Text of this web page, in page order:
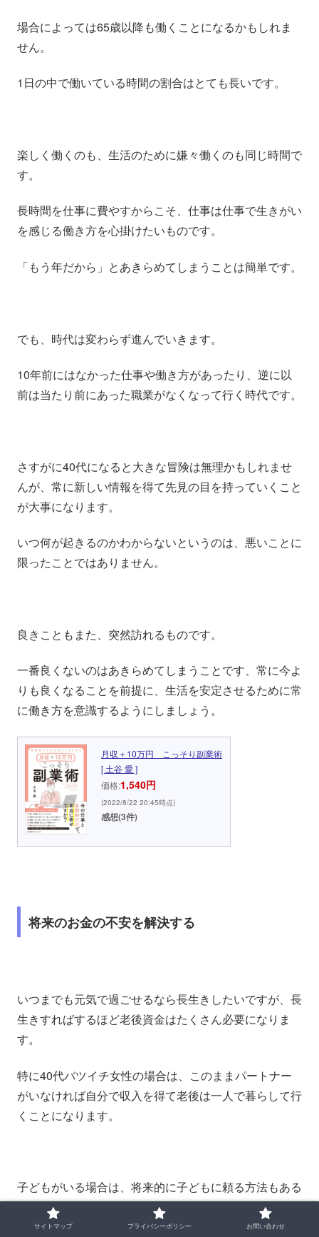
場合によっては65歳以降も働くことになるかもしれま
せん。
1日の中で働いている時間の割合はとても長いです。
楽しく働くのも、生活のために嫌々働くのも同じ時間で
す。
長時間を仕事に費やすからこそ、仕事は仕事で生きがい
を感じる働き方を心掛けたいものです。
「もう年だから」とあきらめてしまうことは簡単です。
でも、時代は変わらず進んでいきます。
10年前にはなかった仕事や働き方があったり、逆に以
前は当たり前にあった職業がなくなって行く時代です。
さすがに40代になると大きな冒険は無理かもしれませ
んが、常に新しい情報を得て先見の目を持っていくこと
が大事になります。
いつ何が起きるのかわからないというのは、悪いことに
限ったことではありません。
良きこともまた、突然訪れるものです。
一番良くないのはあきらめてしまうことです、常に今よ
りも良くなることを前提に、生活を安定させるために常
に働き方を意識するようにしましょう。
月収＋10万円 こっそり副業術
[ 土谷 愛 ]
価格:1,540円
(2022/8/22 20:45時点)
感想(3件)
将来のお金の不安を解決する
いつまでも元気で過ごせるなら長生きしたいですが、長
生きすればするほど老後資金はたくさん必要になりま
す。
特に40代バツイチ女性の場合は、このままパートナー
がいなければ自分で収入を得て老後は一人で暮らして行
くことになります。
子どもがいる場合は、将来的に子どもに頼る方法もある
かもしれませんが、今の日本の状況を考えると子どもに
頼るというのも厚かましい気がします。
サイトマップ プライバシーポリシー お問い合わせ